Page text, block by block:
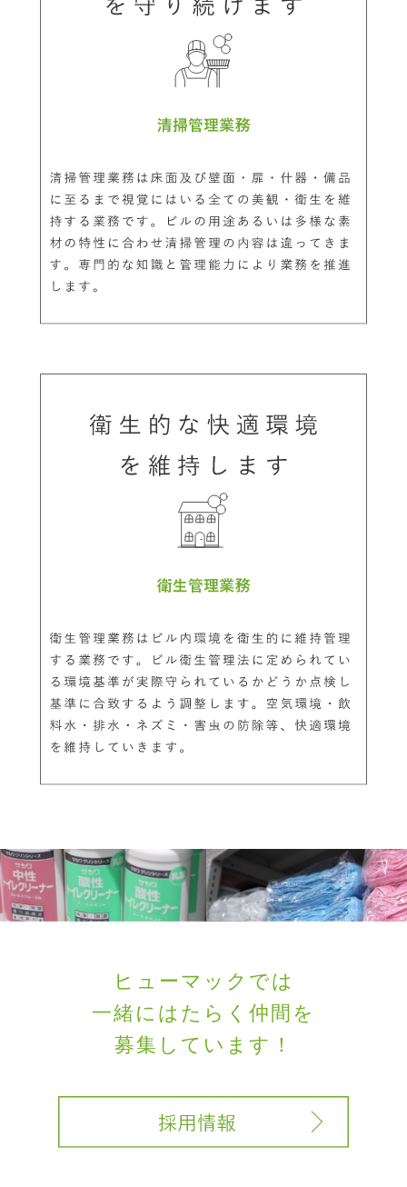
ヒューマックでは
一緒にはたらく 仲間を
募集しています！